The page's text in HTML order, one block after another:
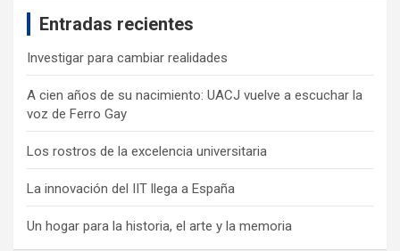
Entradas recientes
Investigar para cambiar realidades
A cien años de su nacimiento: UACJ vuelve a escuchar la
voz de Ferro Gay
Los rostros de la excelencia universitaria
La innovación del IIT llega a España
Un hogar para la historia, el arte y la memoria